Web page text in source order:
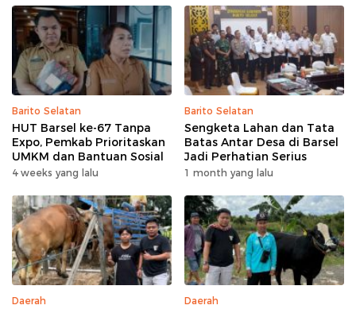
Barito Selatan
HUT Barsel ke-67 Tanpa
Expo, Pemkab Prioritaskan
UMKM dan Bantuan Sosial
4 weeks yang lalu
Barito Selatan
Sengketa Lahan dan Tata
Batas Antar Desa di Barsel
Jadi Perhatian Serius
1 month yang lalu
Daerah Daerah